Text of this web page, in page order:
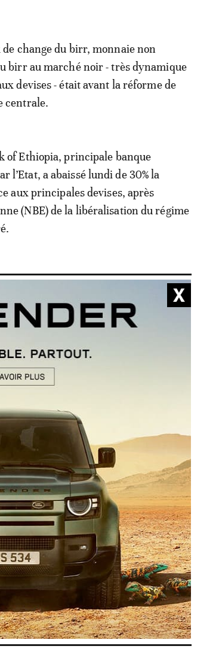
change du birr, monnaie non
birr au marché noir - très dynamique
devises - était avant la réforme de
centrale.
of Ethiopia, principale banque
l’Etat, a abaissé lundi de 30% la
aux principales devises, après
(NBE) de la libéralisation du régime
des monnaies des
de la conclusion imminente d’un
depuis des mois avec Fonds
de devises.
de l’économie encore largement
du birr était l’un des points
analystes.
«le passage à un régime des
les banques sont désormais
étrangères à leur clients et entre elles,